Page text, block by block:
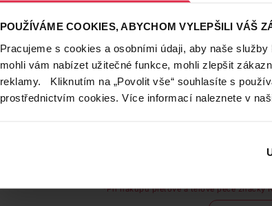
POUŽÍVÁME COOKIES, ABYCHOM VYLEPŠILI VÁŠ
Pracujeme s cookies a osobními údaji, aby naše
mohli vám nabízet užitečné funkce, mohli zlepšit
reklamy. Kliknutím na „Povolit vše“ souhlasíte s
prostřednictvím cookies. Více informací naleznete v
*Při nákupu pleťové a tělové péče značky
249 Kč dostanete